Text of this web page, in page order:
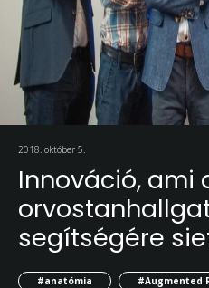
2018. október 5.
Innováció, ami
segítségére
#anatómia #Augmented